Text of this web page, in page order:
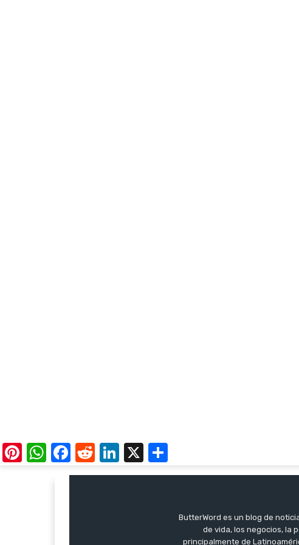
Pinterest
WhatsApp
Facebook
RedditLinkedIn
X
ButterWord es un blog de
de vida, los negocios, la
principalmente de